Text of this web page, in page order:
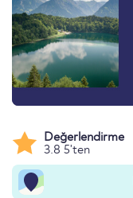
Değerlendirme
3.8 5'ten